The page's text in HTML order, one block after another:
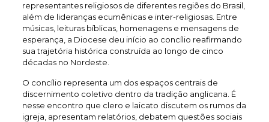
representantes religiosos de diferentes regiões do Brasil,
além de lideranças ecumênicas e inter-religiosas. Entre
músicas, leituras bíblicas, homenagens e mensagens de
esperança, a Diocese deu início ao concílio reafirmando
sua trajetória histórica construída ao longo de cinco
décadas no Nordeste.
O concílio representa um dos espaços centrais de
discernimento coletivo dentro da tradição anglicana. É
nesse encontro que clero e laicato discutem os rumos da
igreja, apresentam relatórios, debatem questões sociais